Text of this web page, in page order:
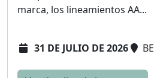
marca, los lineamientos AA...
31 DE JULIO DE 2026